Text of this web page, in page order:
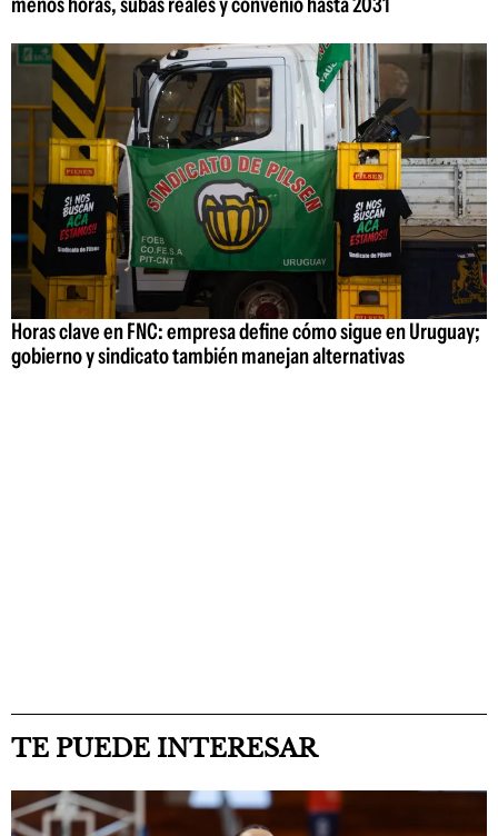
Horas clave en FNC: empresa define cómo sigue en Uruguay;
gobierno y sindicato también manejan alternativas
TE PUEDE INTERESAR